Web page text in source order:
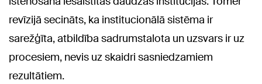
revīzijā secināts, ka institucionālā sistēma ir
sarežģīta, atbildība sadrumstalota un uzsvars ir uz
procesiem, nevis uz skaidri sasniedzamiem
rezultātiem.